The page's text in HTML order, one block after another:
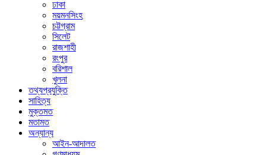
ঢাকা
ময়মনসিংহ
চট্টগ্রাম
সিলেট
রাজশাহী
রংপুর
বরিশাল
খুলনা
তথ্যপ্রযুক্তি
সাহিত্য
মুক্তমত
মতামত
অন্যান্য
আইন-আদালত